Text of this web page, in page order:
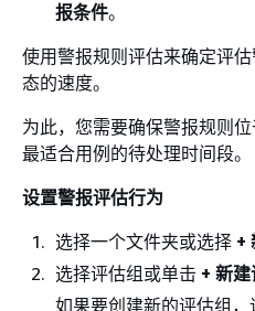
报条件。
使用警报规则评估来确定评
态的速度。
为此，您需要确保警报规则
最适合用例的待处理时间段。
设置警报评估行为
选择一个文件夹或选择 +
选择评估组或单击 + 新
如果要创建新的评估组，